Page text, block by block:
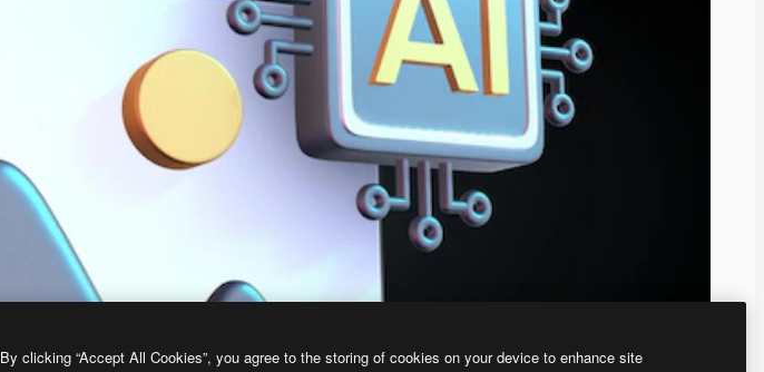
By clicking “Accept All Cookies”, you agree to the storing of cookies on your device to enhance site